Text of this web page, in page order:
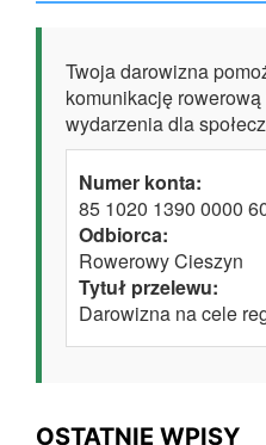
Twoja darowizna
komunikację
wydarzenia dla
Numer konta:
85 1020 1390 0000
Odbiorca:
Rowerowy Cieszyn
Tytuł przelewu:
Darowizna na cele
OSTATNIE WPISY